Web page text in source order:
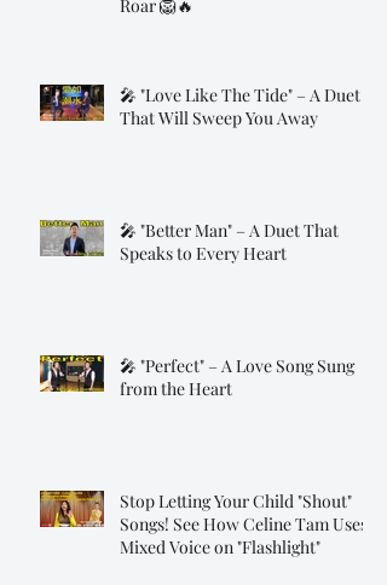
Roar 🦁🔥
🎤 "Love Like The Tide" – A Duet
That Will Sweep You Away
🎤 "Better Man" – A Duet That
Speaks to Every Heart
🎤 "Perfect" – A Love Song Sung
from the Heart
Stop Letting Your Child "Shout"
Songs! See How Celine Tam Uses
Mixed Voice on "Flashlight"